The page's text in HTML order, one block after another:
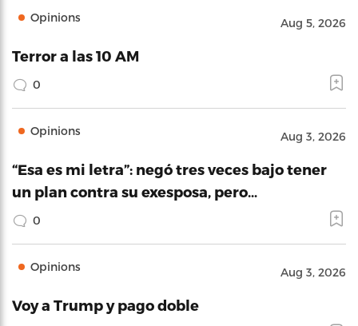
Opinions Aug 5, 2026
Terror a las 10 AM
0
Opinions Aug 3, 2026
“Esa es mi letra”: negó tres veces bajo tener
un plan contra su exesposa, pero…
0
Opinions Aug 3, 2026
Voy a Trump y pago doble